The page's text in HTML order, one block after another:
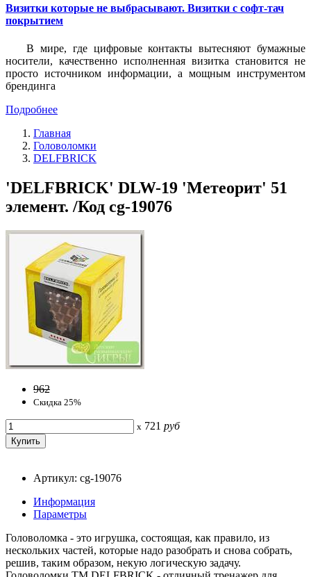
Визитки которые не выбрасывают. Визитки с софт-тач
покрытием
В мире, где цифровые контакты вытесняют бумажные
носители, качественно исполненная визитка становится не
просто источником информации, а мощным инструментом
брендинга
Подробнее
Главная
Головоломки
DELFBRICK
'DELFBRICK' DLW-19 'Метеорит' 51
элемент. /Код cg-19076
962
Скидка 25%
x 721 руб
Артикул: cg-19076
Информация
Параметры
Головоломка - это игрушка, состоящая, как правило, из
нескольких частей, которые надо разобрать и снова собрать,
решив, таким образом, некую логическую задачу.